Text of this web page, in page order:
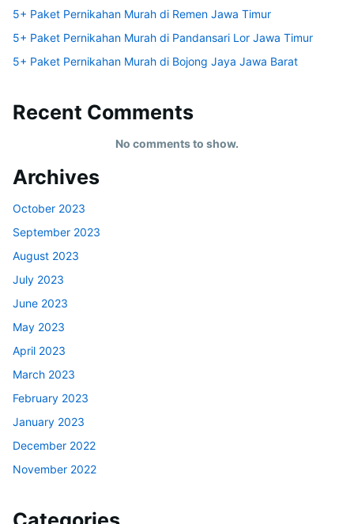
5+ Paket Pernikahan Murah di Remen Jawa Timur
5+ Paket Pernikahan Murah di Pandansari Lor Jawa Timur
5+ Paket Pernikahan Murah di Bojong Jaya Jawa Barat
Recent Comments
No comments to show.
Archives
October 2023
September 2023
August 2023
July 2023
June 2023
May 2023
April 2023
March 2023
February 2023
January 2023
December 2022
November 2022